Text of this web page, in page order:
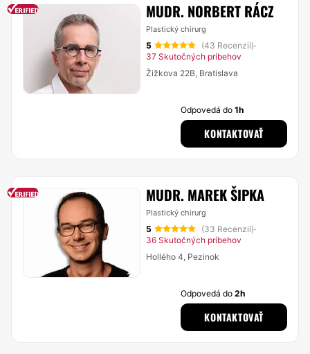
MUDR. NORBERT RÁCZ
Plastický chirurg
5 (43 Recenzií)·
37 Skutočných príbehov
Žižkova 22B, Bratislava
Odpovedá do1h
KONTAKTOVAŤ
MUDR. MAREK ŠIPKA
Plastický chirurg
5 (33 Recenzií)·
36 Skutočných príbehov
Hollého 4, Pezinok
Odpovedá do2h
KONTAKTOVAŤ